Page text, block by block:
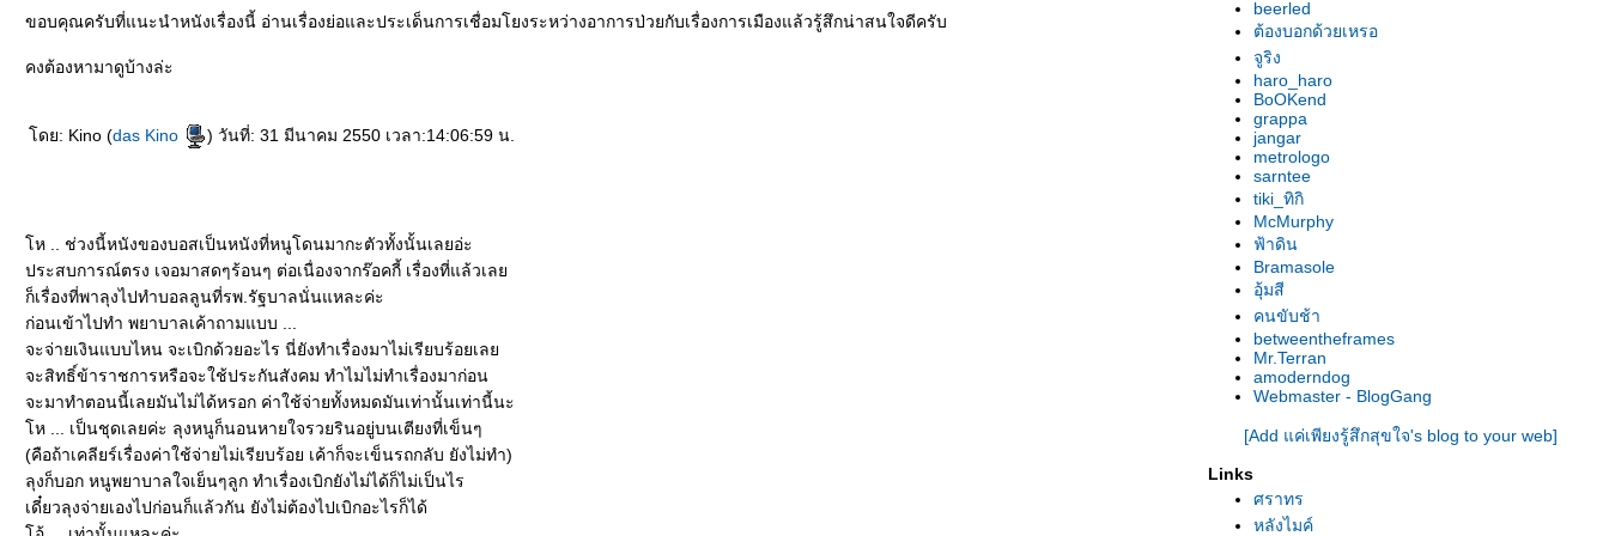
ขอบคุณครับที่แนะนำหนังเรื่องนี้ อ่านเรื่องย่อและประเด็นการเชื่อมโยงระหว่างอาการป่วยกับเรื่องการเมืองแล้วรู้สึกน่าสนใจดีครับ
คงต้องหามาดูบ้างล่ะ
ดย: Kino (das Kino ) วันที่: 31 มีนาคม 2550 เวลา:14:06:59 น.
ห .. ช่วงนี้หนังของบอสเป็นหนังที่หนูโดนมากะตัวทั้งนั้นเลยอ่ะ
ประสบการณ์ตรง เจอมาสดๆร้อนๆ ต่อเนื่องจากร๊อคกี้ เรื่องที่แล้วเล
ก็เรื่องที่พาลุงไปทำบอลลูนที่รพ.รัฐบาลนั่นแหละค่ะ
ก่อนเข้าไปทำ พยาบาลเค้าถามแบบ ...
จะจ่ายเงินแบบไหน จะเบิกด้วยอะไร นี่ยังทำเรื่องมาไม่เรียบร้อยเล
จะสิทธิ์ข้าราชการหรือจะใช้ประกันสังคม ทำไมไม่ทำเรื่องมาก่อน
จะมาทำตอนนี้เลยมันไม่ได้หรอก ค่าใช้จ่ายทั้งหมดมันเท่านั้นเท่านี้นะ
ห ... เป็นชุดเลยค่ะ ลุงหนูก็นอนหายใจรวยรินอยู่บนเตียงที่เข็นๆ
(คือถ้าเคลียร์เรื่องค่าใช้จ่ายไม่เรียบร้อย เค้าก็จะเข็นรถกลับ ยังไม่ทำ)
ลุงก็บอก หนูพยาบาลใจเย็นๆลูก ทำเรื่องเบิกยังไม่ได้ก็ไม่เป็นไร
เดี๋ยวลุงจ่ายเองไปก่อนก็แล้วกัน ยังไม่ต้องไปเบิกอะไรก็ได้
Caramel หวาน-แสบ-สวยงาม
The Class บทเรียนความรุนแรง
Kings ค่ำคืนหลงคว้างของเศษชิ้นส่วนแห่ง
มหานคร
จาก Kolya ถึง Empties สุดท้ายคือความว่าง
เปล่า?
The Unknown Woman มุมมืดของ‘ตอร์นาโตเร’
Dokuz คำให้การจากตุรกี
Heima ผลึกเพลงสงบงาม...ในอ้อมกอดของบ้าน
เกิด
Cocalero ฮีโร่‘โบลิเวีย’
The Blood of My Brother & Iraq in Fragments
: อิรัก เรียลิตี้
12:08 East of Bucharest เวลาแห่งการเริ่มต้น
Rescue Dawn แหกค่ายขังตัวตน
Mongol ‘เจงกิสข่าน’คาซักสถาน
6 : 30 ชั่วการครบรอบของคืนวัน
Something Like Happiness ความสุขอยู่ที่ใด
The Counterfeiters นักปลอมชะตากรรม
‘ศรีบูรพา’ รำลึก : ‘ข้างหลังภาพ’ บนแผ่นฟิล์ม
beerled
ต้องบอกด้วยเหรอ
จูริง
haro_haro
BoOKend
grappa
jangar
metrologo
sarntee
tiki_ทิกิ
McMurphy
ฟ้าดิน
Bramasole
อุ้มสี
คนขับช้า
betweentheframes
Mr.Terran
amoderndog
Webmaster - BlogGang
[Add แค่เพียงรู้สึกสุขใจ's blog to your web]
Links
ศราทร
หลังไมค์